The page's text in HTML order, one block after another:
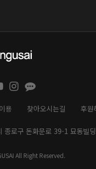
용 찾아오시는길 후원
로구 돈화문로 39-1 묘동빌
All Right Reserved.